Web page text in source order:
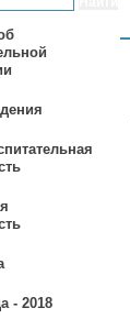
- 2018